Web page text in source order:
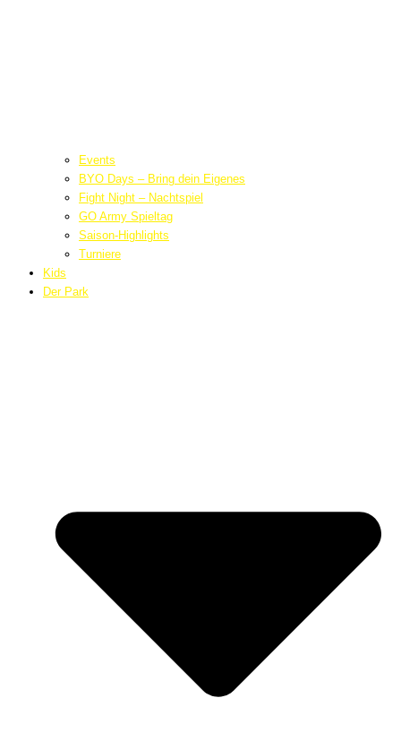
Events
BYO Days – Bring dein Eigenes
Fight Night – Nachtspiel
GO Army Spieltag
Saison-Highlights
Turniere
Kids
Der Park